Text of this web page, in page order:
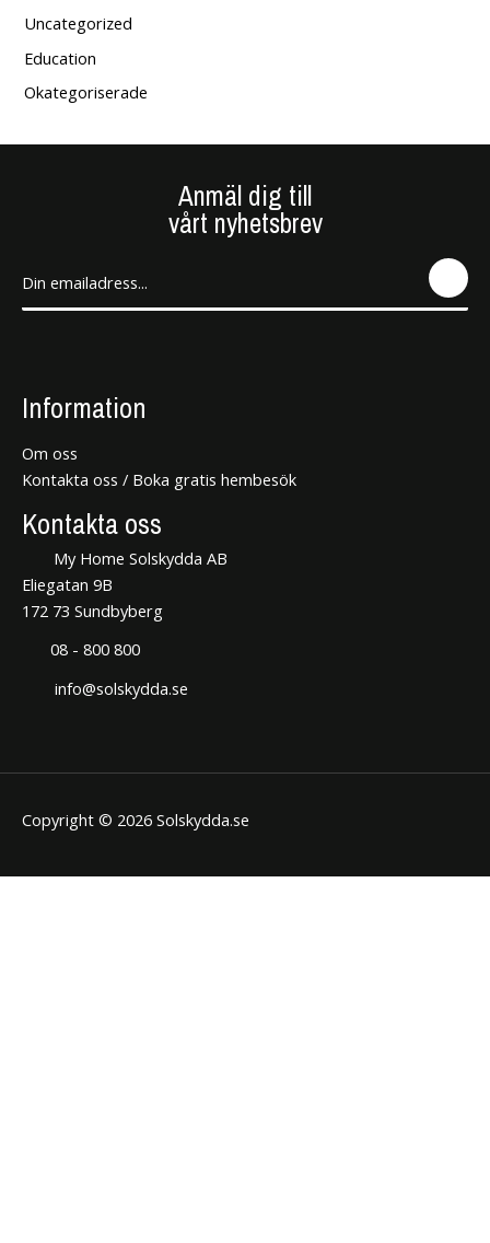
Uncategorized
Education
Okategoriserade
Anmäl dig till
vårt nyhetsbrev
SEN
Information
Om oss
Kontakta oss / Boka gratis hembesök
Kontakta oss
My Home Solskydda AB
Eliegatan 9B
172 73 Sundbyberg
08 - 800 800
info@solskydda.se
Copyright © 2026 Solskydda.se